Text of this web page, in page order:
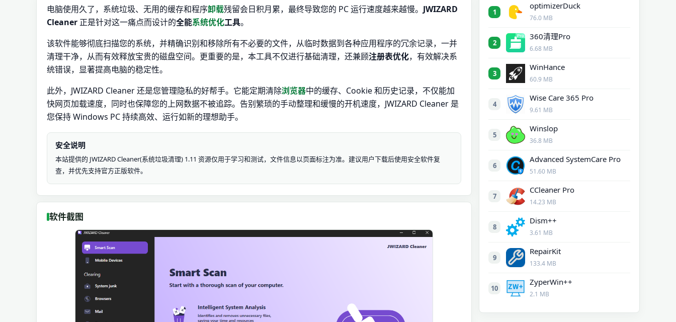
电脑使用久了，系统垃圾、无用的缓存和程序卸载残留会日积月累，最终导致您的 PC 运行速度越来越慢。 JWIZARD
Cleaner 正是针对这一痛点而设计的全能系统优化工具。
该软件能够彻底扫描您的系统，并精确识别和移除所有不必要的文件，从临时数据到各种应用程序的冗余记录，一并
清理干净，从而有效释放宝贵的磁盘空间。更重要的是，本工具不仅进行基础清理，还兼顾注册表优化，有效解决系
统错误，显著提高电脑的稳定性。
此外，JWIZARD Cleaner 还是您管理隐私的好帮手。它能定期清除浏览器中的缓存、Cookie 和历史记录，不仅能加
快网页加载速度，同时也保障您的上网数据不被追踪。告别繁琐的手动整理和缓慢的开机速度，JWIZARD Cleaner 是
您保持 Windows PC 持续高效、运行如新的理想助手。
安全说明
本站提供的 JWIZARD Cleaner(系统垃圾清理) 1.11 资源仅用于学习和测试，文件信息以页面标注为准。建议用户下载后使用安全软件复
查，并优先支持官方正版软件。
软件截图
1
optimizerDuck
76.0 MB
2
360清理Pro
6.68 MB
3
WinHance
60.9 MB
4
Wise Care 365 Pro
9.61 MB
5
Winslop
36.8 MB
6
Advanced SystemCare Pro
51.60 MB
7
CCleaner Pro
14.23 MB
8
Dism++
3.61 MB
9
RepairKit
133.4 MB
10
ZyperWin++
2.1 MB